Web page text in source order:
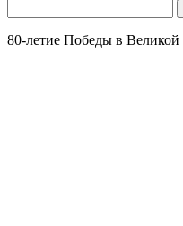
80-летие Победы в